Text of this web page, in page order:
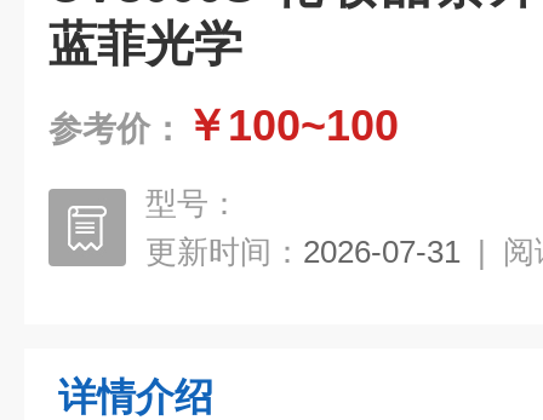
蓝菲光学
参考价： ￥100~100
型号：
更新时间： 2026-07-31 | 阅
详情介绍